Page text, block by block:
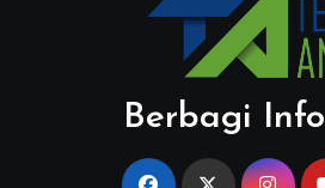
Berbagi